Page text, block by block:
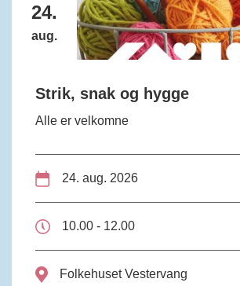
24.
aug.
Strik, snak og hygge
Alle er velkomne
24. aug. 2026
10.00 - 12.00
Folkehuset Vestervang